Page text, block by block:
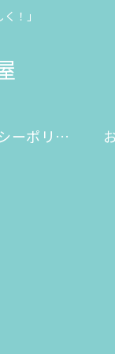
！」
プライバシーポリシー